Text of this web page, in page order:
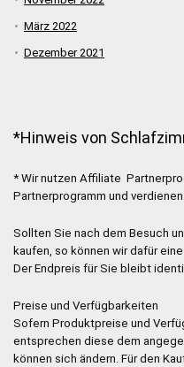
März 2022
Dezember 2021
*Hinweis von
* Wir nutzen Affiliate
Partnerprogramm und
Sollten Sie nach dem Besuch
kaufen, so können wir dafür
Der Endpreis für Sie bleibt
Preise und Verfügbarkeiten
Sofern Produktpreise und
entsprechen diese dem
können sich ändern. Für den